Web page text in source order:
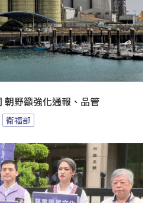
朝野籲強化通報、品管
衛福部